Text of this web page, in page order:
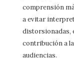
comprensión
a evitar
distorsionadas,
contribución a
audiencias.